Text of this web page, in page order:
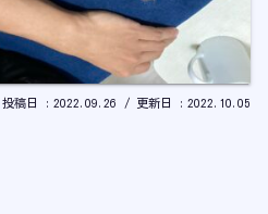
2022.09.26 2022.10.05